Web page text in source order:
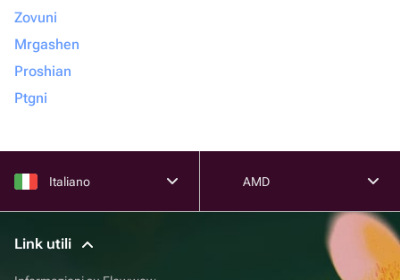
Zovuni
Mrgashen
Proshian
Ptgni
Italiano AMD
Link utili